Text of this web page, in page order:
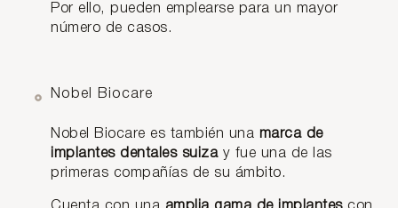
Por ello, pueden emplearse para un mayor
número de casos.
Nobel Biocare
Nobel Biocare es también una marca de
implantes dentales suizay fue una de las
primeras compañías de su ámbito.